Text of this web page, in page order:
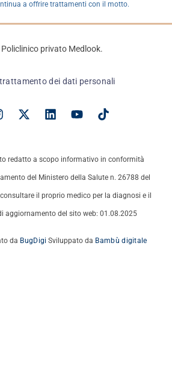
a offrire trattamenti con il motto.
privato Medlook.
dei dati personali
redatto a scopo informativo in conformità
del Ministero della Salute n. 26788 del
il proprio medico per la diagnosi e il
aggiornamento del sito web: 01.08.2025
da BugDigi Sviluppato da Bambù digitale